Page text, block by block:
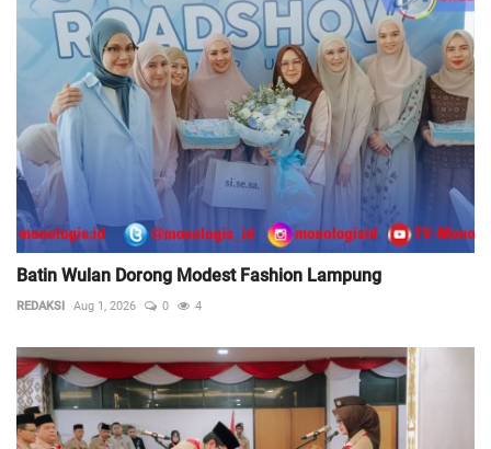
Batin Wulan Dorong Modest Fashion Lampung
REDAKSI Aug 1, 2026 0 4